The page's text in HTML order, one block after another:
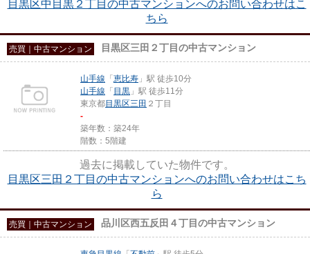
目黒区中目黒２丁目の中古マンションへのお問い合わせはこ
ちら
売買｜中古マンション 目黒区三田２丁目の中古マンション
山手線 「恵比寿 」駅 徒歩10分
山手線 「目黒 」駅 徒歩11分
東京都目黒区三田 ２丁目
-
築年数：築24年
階数：5階建
過去に掲載していた物件です。
目黒区三田２丁目の中古マンションへのお問い合わせはこち
ら
売買｜中古マンション 品川区西五反田４丁目の中古マンション